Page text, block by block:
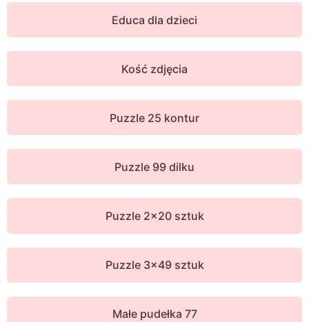
Educa dla dzieci
Kość zdjęcia
Puzzle 25 kontur
Puzzle 99 dilku
Puzzle 2x20 sztuk
Puzzle 3x49 sztuk
Małe pudełka 77